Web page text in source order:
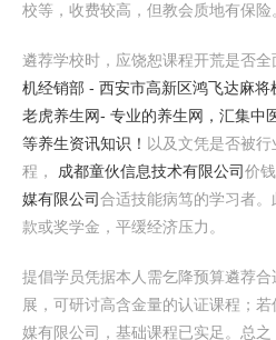
校等，收费较高，但教会质地有保险
遴荐学校时，应饶恕课程开荒是否全
机经销部 - 西安市高新区鸿飞达麻将
老虎养生网- 专业的养生网，汇集中
等养生资讯知识！ 以及文凭是否被
程， 成都童伙信息技术有限公司价
媒有限公司合适技能病笃的学习者
款或奖学金，平缓经济压力。
提倡学员凭据本人需乞降预算遴荐
展，可研讨高含金量的认证课程；
媒有限公司，基础课程已实足。总